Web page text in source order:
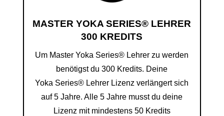
MASTER YOKA SERIES® LEHRER
300 KREDITS
Um Master Yoka Series® Lehrer zu werden
benötigst du 300 Kredits. Deine
Yoka Series® Lehrer Lizenz verlängert sich
auf 5 Jahre.Alle 5 Jahre musst du deine
Lizenz mit mindestens 50 Kredits